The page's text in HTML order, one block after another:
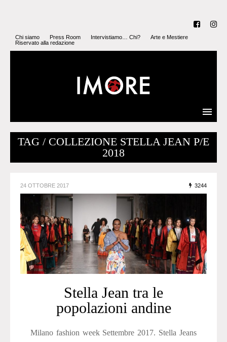
Chi siamo Press Room Intervistiamo… Chi?
Arte e Mestiere
Riservato alla redazione
TAG / COLLEZIONE STELLA JEAN P/E
2018
24 OTTOBRE 2017 3244
Stella Jean tra le
popolazioni andine
Milano fashion week Settembre 2017. Stella Jeans